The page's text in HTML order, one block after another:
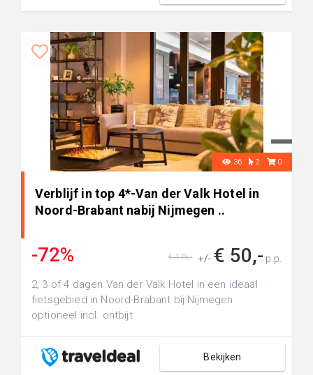
36 2 0
Verblijf in top 4*-Van der Valk Hotel in
Noord-Brabant nabij Nijmegen ..
-72% +/- € 50,- p.p.
€ 175,-
2, 3 of 4 dagen Van der Valk Hotel in een ideaal
fietsgebied in Noord-Brabant bij Nijmegen
optioneel incl. ontbijt
Bekijken